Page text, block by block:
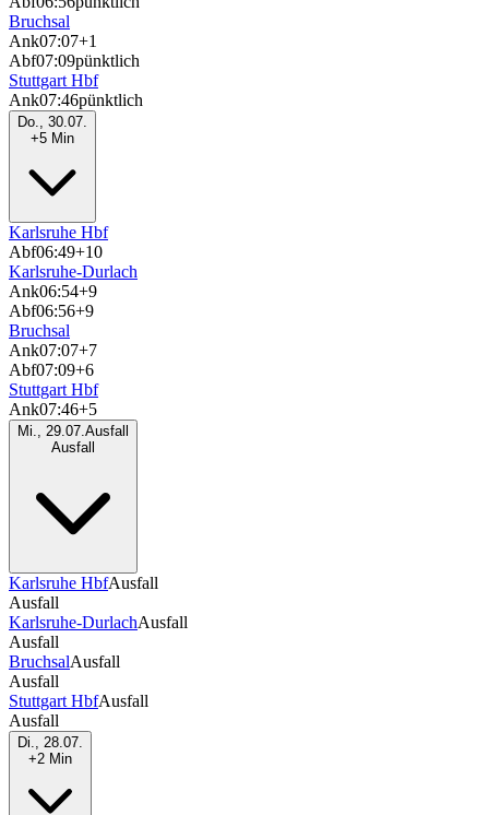
Bruchsal
Ank07:07+1
Abf07:09pünktlich
Stuttgart Hbf
Ank07:46pünktlich
Do., 30.07.
+5 Min
Karlsruhe Hbf
Abf06:49+10
Karlsruhe-Durlach
Ank06:54+9
Abf06:56+9
Bruchsal
Ank07:07+7
Abf07:09+6
Stuttgart Hbf
Ank07:46+5
Mi., 29.07.Ausfall
Ausfall
Karlsruhe HbfAusfall
Ausfall
Karlsruhe-DurlachAusfall
Ausfall
BruchsalAusfall
Ausfall
Stuttgart HbfAusfall
Ausfall
Di., 28.07.
+2 Min